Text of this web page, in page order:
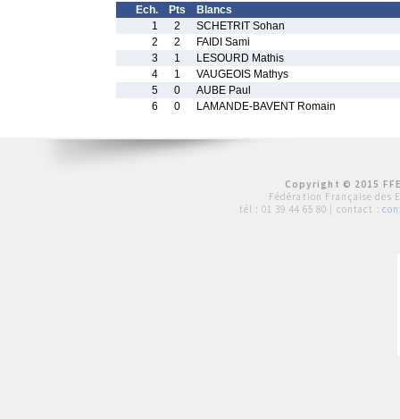
Ech. Pts
Blancs
1
2
SCHETRIT Sohan
2
2
FAIDI Sami
3
1
LESOURD Mathis
4
1
VAUGEOIS Mathys
5
0
AUBE Paul
6
0 LAMANDE-BAVENT Romain
Copyright © 2015
Fédération Française des
tél : 01 39 44 65 80 | contact :